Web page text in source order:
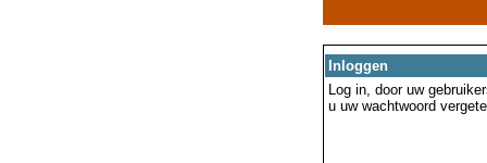
Inloggen
Log in, door uw
u uw wachtwoord